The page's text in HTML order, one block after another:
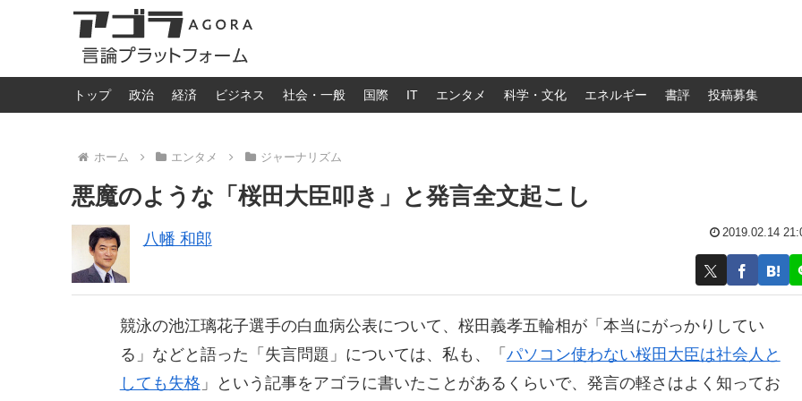
トップ 政治 経済 ビジネス 社会・一般 国際 IT エンタメ 科学・文化 エネルギー 書評 投稿募集
ホーム エンタメ ジャーナリズム
悪魔のような「桜田大臣叩き」と発言全文起こし
八幡 和郎 2019.02.14
競泳の池江璃花子選手の白血病公表について、桜田義孝五輪相が「本当にがっかりしてい
る」などと語った「失言問題」については、私も、「 パソコン使わない桜田大臣は社会人と
しても失格 」という記事をアゴラに書いたことがあるくらいで、発言の軽さはよく知ってお